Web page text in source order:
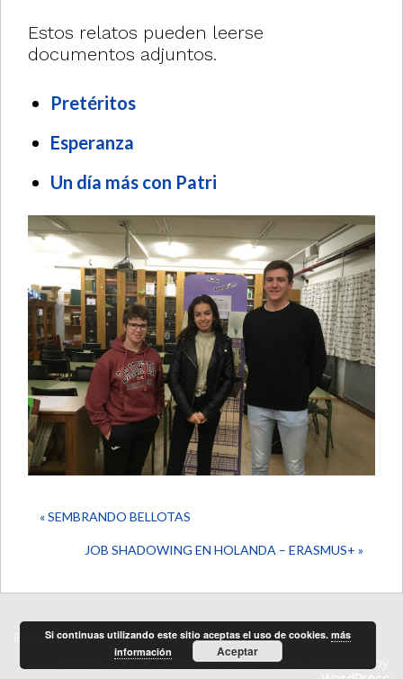
Estos relatos pueden leerse
documentos adjuntos.
Pretéritos
Esperanza
Un día más con Patri
« SEMBRANDO BELLOTAS
JOB SHADOWING EN HOLANDA – ERASMUS+ »
IES REYES CATÓLICOSAviso legalPrivacidadCookies
Simple Theme from Nimbus Themes
- Powered by
Si continuas utilizando este sitio aceptas el uso de cookies.más
información
Aceptar